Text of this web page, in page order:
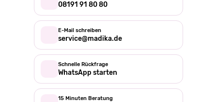
08191 91 80 80
E-Mail schreiben
service@madika.de
Schnelle Rückfrage
WhatsApp starten
15 Minuten Beratung